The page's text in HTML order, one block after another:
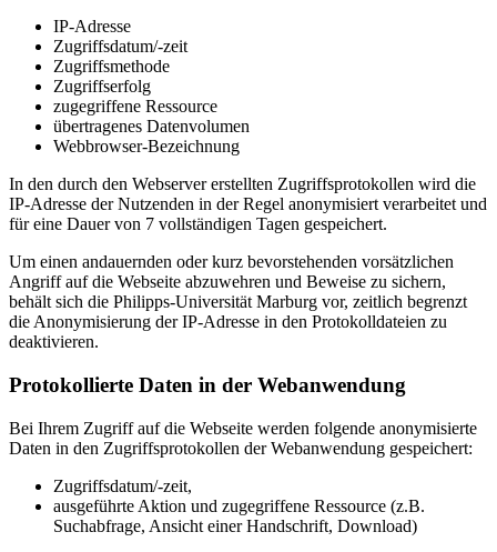
IP-Adresse
Zugriffsdatum/-zeit
Zugriffsmethode
Zugriffserfolg
zugegriffene Ressource
übertragenes Datenvolumen
Webbrowser-Bezeichnung
In den durch den Webserver erstellten Zugriffsprotokollen wird die
IP-Adresse der Nutzenden in der Regel anonymisiert verarbeitet und
für eine Dauer von 7 vollständigen Tagen gespeichert.
Um einen andauernden oder kurz bevorstehenden vorsätzlichen
Angriff auf die Webseite abzuwehren und Beweise zu sichern,
behält sich die Philipps-Universität Marburg vor, zeitlich begrenzt
die Anonymisierung der IP-Adresse in den Protokolldateien zu
deaktivieren.
Protokollierte Daten in der Webanwendung
Bei Ihrem Zugriff auf die Webseite werden folgende anonymisierte
Daten in den Zugriffsprotokollen der Webanwendung gespeichert:
Zugriffsdatum/-zeit,
ausgeführte Aktion und zugegriffene Ressource (z.B.
Suchabfrage, Ansicht einer Handschrift, Download)